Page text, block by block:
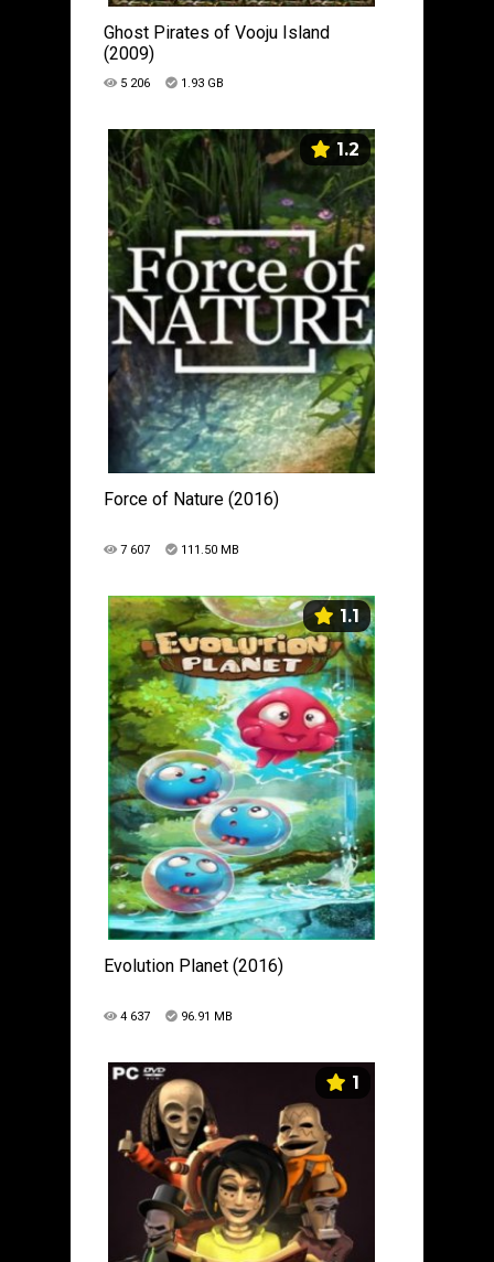
Ghost Pirates of Vooju Island
(2009)
5 206 1.93 GB
1.2
Force of Nature (2016)
7 607 111.50 MB
1.1
Evolution Planet (2016)
4 637 96.91 MB
1